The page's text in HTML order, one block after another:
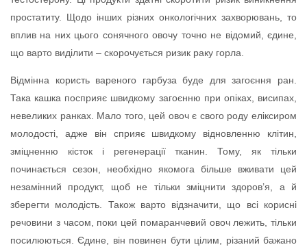
простатиту. Щодо інших різних онкологічних захворювань, то
вплив на них цього сонячного овочу точно не відомий, єдине,
що варто виділити – скорочується ризик раку горла.
Відмінна користь вареного гарбуза буде для загоєння ран.
Така кашка посприяє швидкому загоєнню при опіках, висипах,
невеликих ранках. Мало того, цей овоч є свого роду еліксиром
молодості, адже він сприяє швидкому відновленню клітин,
зміцненню кісток і регенерації тканин. Тому, як тільки
починається сезон, необхідно якомога більше вживати цей
незамінний продукт, щоб не тільки зміцнити здоров’я, а й
зберегти молодість. Також варто відзначити, що всі корисні
речовини з часом, поки цей помаранчевий овоч лежить, тільки
посилюються. Єдине, він повинен бути цілим, різаний бажано